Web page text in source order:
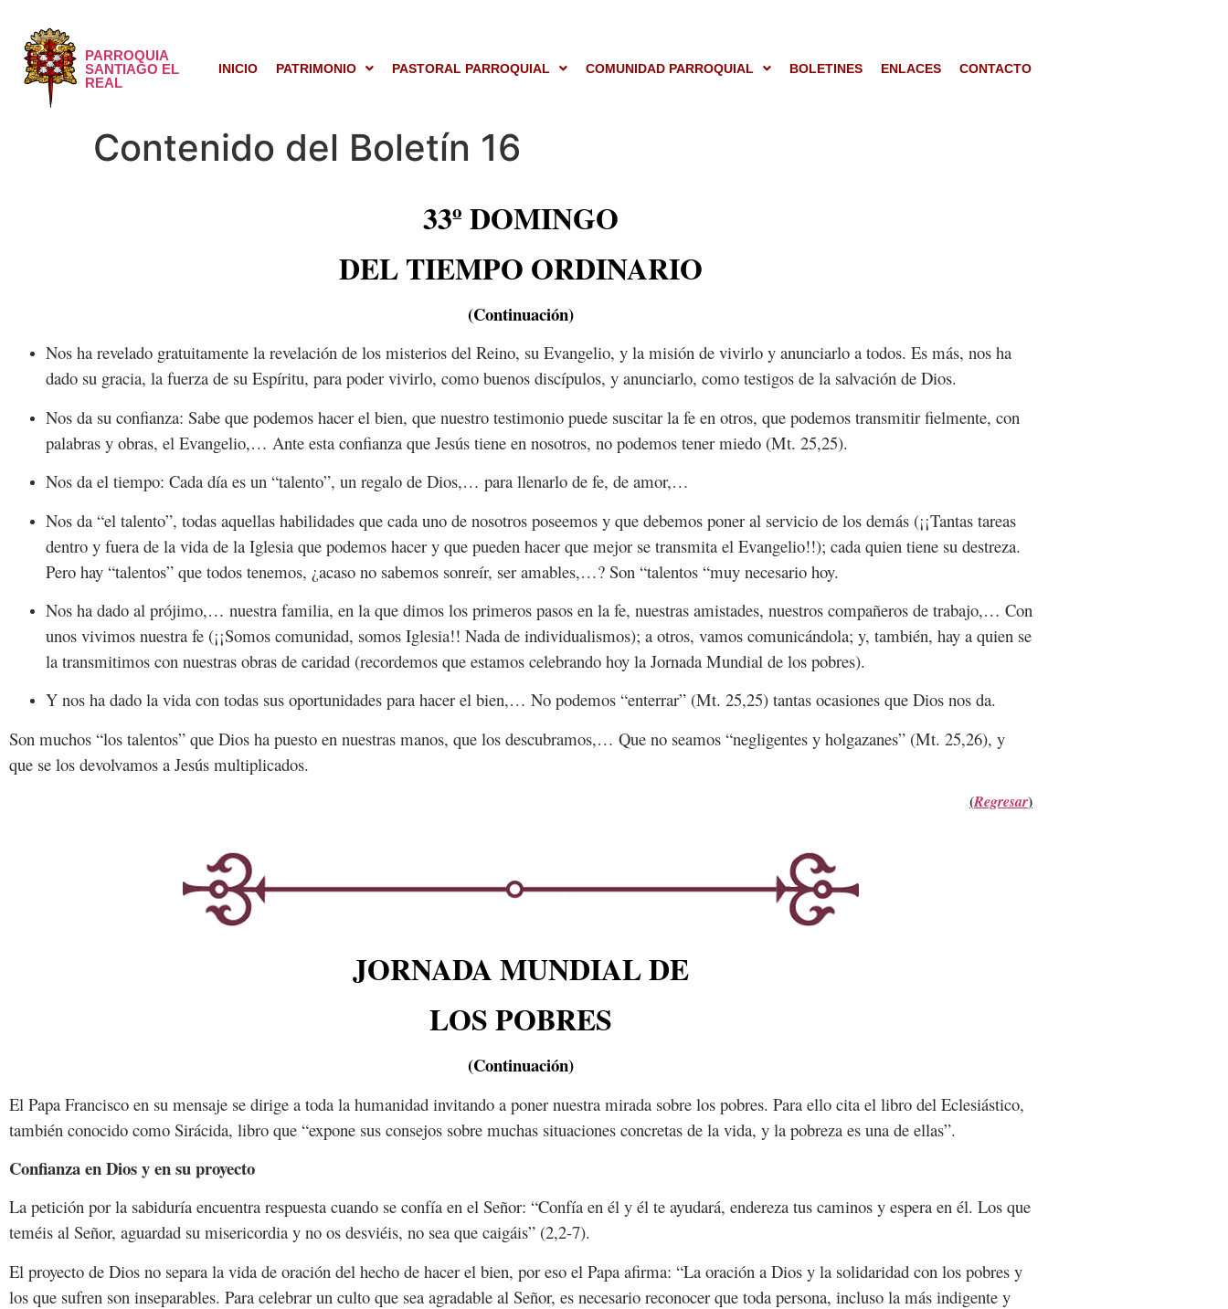
PARROQUIA
SANTIAGO EL
REAL
INICIO PATRIMONIO PASTORAL PARROQUIAL COMUNIDAD PARROQUIAL BOLETINES ENLACES CONTACTO
Contenido del Boletín 16
33º DOMINGO
DEL TIEMPO ORDINARIO
(Continuación)
Nos ha revelado gratuitamente la revelación de los misterios del Reino, su Evangelio, y la misión de vivirlo y anunciarlo a todos. Es más, nos ha
dado su gracia, la fuerza de su Espíritu, para poder vivirlo, como buenos discípulos, y anunciarlo, como testigos de la salvación de Dios.
Nos da su confianza: Sabe que podemos hacer el bien, que nuestro testimonio puede suscitar la fe en otros, que podemos transmitir fielmente, con
palabras y obras, el Evangelio,… Ante esta confianza que Jesús tiene en nosotros, no podemos tener miedo (Mt. 25,25).
Nos da el tiempo: Cada día es un “talento”, un regalo de Dios,… para llenarlo de fe, de amor,…
Nos da “el talento”, todas aquellas habilidades que cada uno de nosotros poseemos y que debemos poner al servicio de los demás (¡¡Tantas tareas
dentro y fuera de la vida de la Iglesia que podemos hacer y que pueden hacer que mejor se transmita el Evangelio!!); cada quien tiene su destreza.
Pero hay “talentos” que todos tenemos, ¿acaso no sabemos sonreír, ser amables,…? Son “talentos “muy necesario hoy.
Nos ha dado al prójimo,… nuestra familia, en la que dimos los primeros pasos en la fe, nuestras amistades, nuestros compañeros de trabajo,… Con
unos vivimos nuestra fe (¡¡Somos comunidad, somos Iglesia!! Nada de individualismos); a otros, vamos comunicándola; y, también, hay a quien se
la transmitimos con nuestras obras de caridad (recordemos que estamos celebrando hoy la Jornada Mundial de los pobres).
Y nos ha dado la vida con todas sus oportunidades para hacer el bien,… No podemos “enterrar” (Mt. 25,25) tantas ocasiones que Dios nos da.
Son muchos “los talentos” que Dios ha puesto en nuestras manos, que los descubramos,… Que no seamos “negligentes y holgazanes” (Mt. 25,26), y
que se los devolvamos a Jesús multiplicados.
(Regresar)
JORNADA MUNDIAL DE
LOS POBRES
(Continuación)
El Papa Francisco en su mensaje se dirige a toda la humanidad invitando a poner nuestra mirada sobre los pobres. Para ello cita el libro del Eclesiástico,
también conocido como Sirácida, libro que “expone sus consejos sobre muchas situaciones concretas de la vida, y la pobreza es una de ellas”.
Confianza en Dios y en su proyecto
La petición por la sabiduría encuentra respuesta cuando se confía en el Señor: “Confía en él y él te ayudará, endereza tus caminos y espera en él. Los que
teméis al Señor, aguardad su misericordia y no os desviéis, no sea que caigáis” (2,2-7).
El proyecto de Dios no separa la vida de oración del hecho de hacer el bien, por eso el Papa afirma: “La oración a Dios y la solidaridad con los pobres y
los que sufren son inseparables. Para celebrar un culto que sea agradable al Señor, es necesario reconocer que toda persona, incluso la más indigente y